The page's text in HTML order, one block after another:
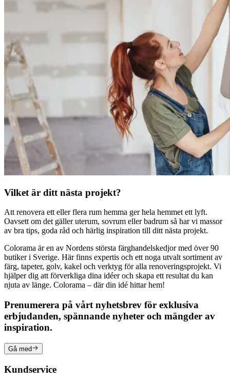
Vilket är ditt nästa projekt?
Att renovera ett eller flera rum hemma ger hela hemmet ett lyft.
Oavsett om det gäller uterum, sovrum eller badrum så har vi massor
av bra tips, goda råd och härlig inspiration till ditt nästa projekt.
Colorama är en av Nordens största färghandelskedjor med över 90
butiker i Sverige. Här finns expertis och ett noga utvalt sortiment av
färg, tapeter, golv, kakel och verktyg för alla renoveringsprojekt. Vi
hjälper dig att förverkliga dina idéer och skapa ett resultat du kan
njuta av länge. Colorama – där din idé hittar hem!
Prenumerera på vårt nyhetsbrev för exklusiva
erbjudanden, spännande nyheter och mängder av
inspiration.
Gå med
Kundservice